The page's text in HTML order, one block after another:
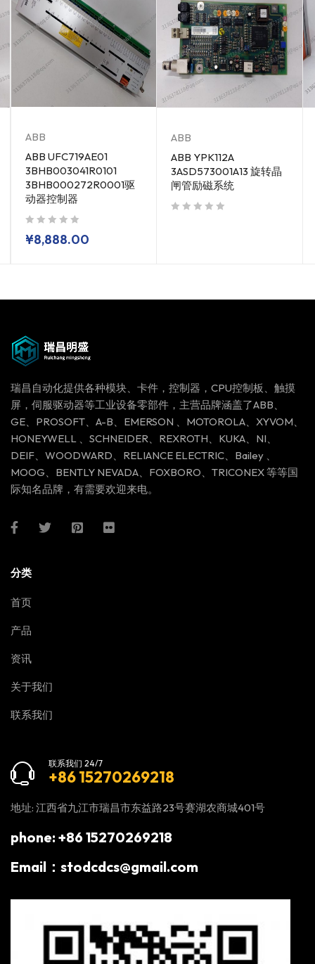
ABB
ABB UFC719AE01
3BHB003041R0101
3BHB000272R0001驱
动器控制器
¥8,888.00
ABB
ABB YPK112A
3ASD573001A13 旋转晶
闸管励磁系统
瑞昌自动化提供各种模块、卡件，控制器，CPU控制板、触摸
屏，伺服驱动器等工业设备零部件，主营品牌涵盖了ABB、
GE、PROSOFT、A-B、EMERSON 、MOTOROLA、XYVOM、
HONEYWELL 、SCHNEIDER、REXROTH、KUKA、NI、
DEIF、WOODWARD、RELIANCE ELECTRIC、Bailey 、
MOOG、BENTLY NEVADA、FOXBORO、TRICONEX 等等国
际知名品牌，有需要欢迎来电。
分类
首页
产品
资讯
关于我们
联系我们
联系我们 24/7
+86 15270269218
地址: 江西省九江市瑞昌市东益路23号赛湖农商城401号
phone: +86 15270269218
Email：stodcdcs@gmail.com